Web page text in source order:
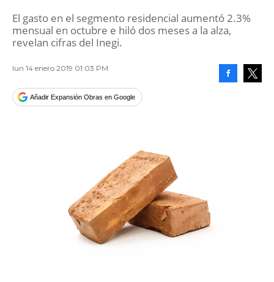
El gasto en el segmento residencial aumentó 2.3%
mensual en octubre e hiló dos meses a la alza,
revelan cifras del Inegi.
lun 14 enero 2019 01:03 PM
Añadir Expansión Obras en Google